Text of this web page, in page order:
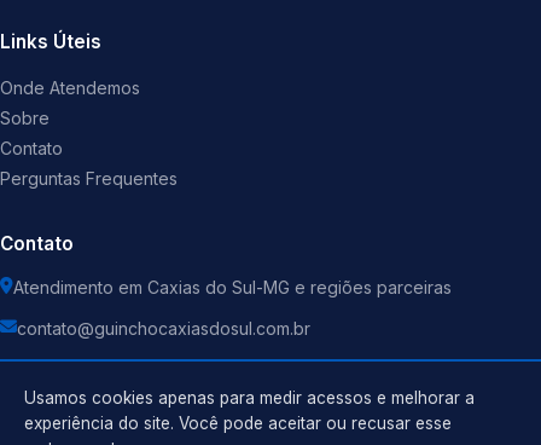
Links Úteis
Onde Atendemos
Sobre
Contato
Perguntas Frequentes
Contato
Atendimento em Caxias do Sul-MG e regiões parceiras
contato@guinchocaxiasdosul.com.br
Usamos cookies apenas para medir acessos e melhorar a
experiência do site. Você pode aceitar ou recusar esse